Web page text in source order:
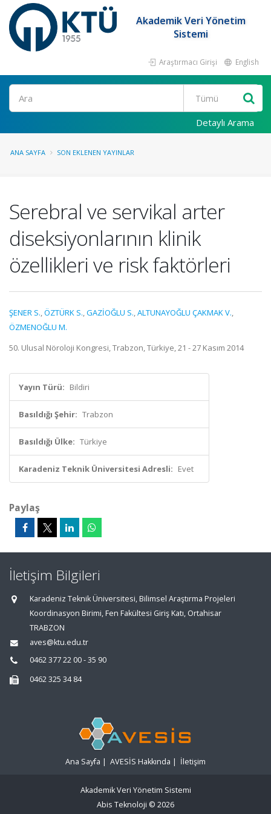
Akademik Veri Yönetim
Sistemi
Araştırmacı Girişi English
Ara
Detaylı Arama
ANA SAYFA SON EKLENEN YAYINLAR
Serebral ve servikal arter
diseksiyonlarının klinik
özellikleri ve risk faktörleri
ŞENER S.,ÖZTÜRK S.,GAZİOĞLU S.,ALTUNAYOĞLU ÇAKMAK V.,
ÖZMENOĞLU M.
50. Ulusal Nöroloji Kongresi, Trabzon, Türkiye, 21 - 27 Kasım 2014
Yayın Türü: Bildiri
Basıldığı Şehir: Trabzon
Basıldığı Ülke: Türkiye
Karadeniz Teknik Üniversitesi Adresli: Evet
Paylaş
İletişim Bilgileri
Karadeniz Teknik Üniversitesi, Bilimsel Araştırma Projeleri
Koordinasyon Birimi, Fen Fakültesi Giriş Katı, Ortahisar
TRABZON
aves@ktu.edu.tr
0462 377 22 00 - 35 90
0462 325 34 84
Ana Sayfa | AVESİS Hakkında | İletişim
Akademik Veri Yönetim Sistemi
Abis Teknoloji © 2026